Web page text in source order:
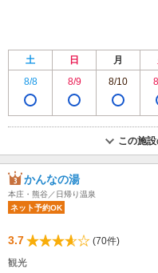
土 日 月
8/8
8/9 8/10
この施
かんなの湯
本庄・熊谷／日帰り温泉
ネット予約OK
3.7
(70件)
観光